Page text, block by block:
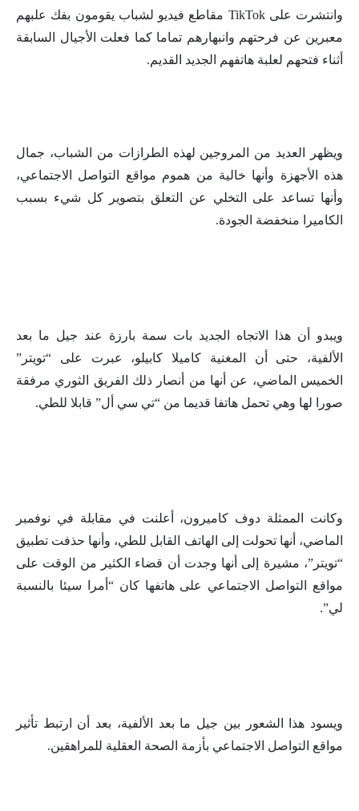
وانتشرت على TikTok مقاطع فيديو لشباب يقومون بفك علبهم
معبرين عن فرحتهم وانبهارهم تماما كما فعلت الأجيال السابقة
أثناء فتحهم لعلبة هاتفهم الجديد القديم.
ويظهر العديد من المروجين لهذه الطرازات من الشباب، جمال
هذه الأجهزة وأنها خالية من هموم مواقع التواصل الاجتماعي،
وأنها تساعد على التخلي عن التعلق بتصوير كل شيء بسبب
الكاميرا منخفضة الجودة.
ويبدو أن هذا الاتجاه الجديد بات سمة بارزة عند جيل ما بعد
الألفية، حتى أن المغنية كاميلا كابيلو، عبرت على “تويتر”
الخميس الماضي، عن أنها من أنصار ذلك الفريق الثوري مرفقة
صورا لها وهي تحمل هاتفا قديما من “تي سي أل” قابلا للطي.
وكانت الممثلة دوف كاميرون، أعلنت في مقابلة في نوفمبر
الماضي، أنها تحولت إلى الهاتف القابل للطي، وأنها حذفت تطبيق
“تويتر”، مشيرة إلى أنها وجدت أن قضاء الكثير من الوقت على
مواقع التواصل الاجتماعي على هاتفها كان “أمرا سيئا بالنسبة
لي”.
ويسود هذا الشعور بين جيل ما بعد الألفية، بعد أن ارتبط تأثير
مواقع التواصل الاجتماعي بأزمة الصحة العقلية للمراهقين.